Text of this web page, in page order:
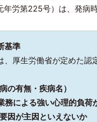
年労第225号）は、発病
基準
厚生労働省が定めた認
有無・疾病名）
務による強い心理的負荷
因が主因といえないか